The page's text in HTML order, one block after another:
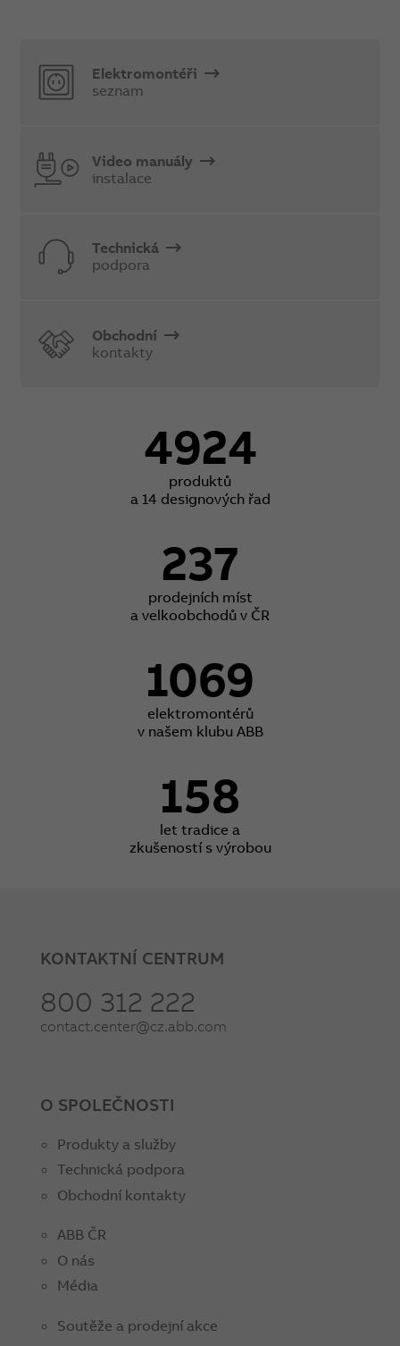
Elektromontéři
seznam
Video manuály
instalace
Technická
podpora
Obchodní
kontakty
4924
produktů
a 14 designových řad
237
prodejních míst
a velkoobchodů v ČR
1069
elektromontérů
v našem klubu ABB
158
let tradice a
zkušeností s výrobou
KONTAKTNÍ CENTRUM
800 312 222
contact.center@cz.abb.com
O SPOLEČNOSTI
Produkty a služby
Technická podpora
Obchodní kontakty
ABB ČR
O nás
Média
Soutěže a prodejní akce